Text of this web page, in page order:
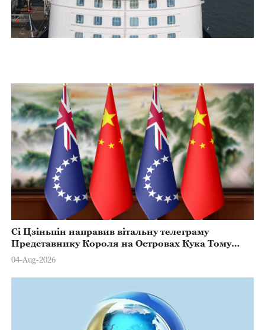
Сі Цзіньпін направив вітальну телеграму
Представнику Короля на Островах Кука Тому
Марстерсу з нагоди Дня Конституції
04-Aug-2026